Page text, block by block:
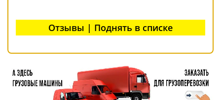
Отзывы | Поднять в списке